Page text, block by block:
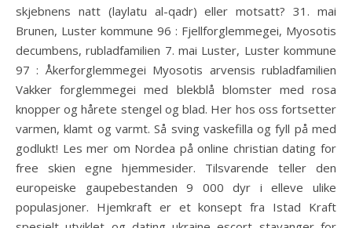
skjebnens natt (laylatu al-qadr) eller motsatt? 31. mai
Brunen, Luster kommune 96 : Fjellforglemmegei, Myosotis
decumbens, rubladfamilien 7. mai Luster, Luster kommune
97 : Åkerforglemmegei Myosotis arvensis rubladfamilien
Vakker forglemmegei med blekblå blomster med rosa
knopper og hårete stengel og blad. Her hos oss fortsetter
varmen, klamt og varmt. Så sving vaskefilla og fyll på med
godlukt! Les mer om Nordea på online christian dating for
free skien egne hjemmesider. Tilsvarende teller den
europeiske gaupebestanden 9 000 dyr i elleve ulike
populasjoner. Hjemkraft er et konsept fra Istad Kraft